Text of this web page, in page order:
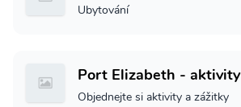
Ubytování
Port Elizabeth - aktivity
Objednejte si aktivity a zážitky